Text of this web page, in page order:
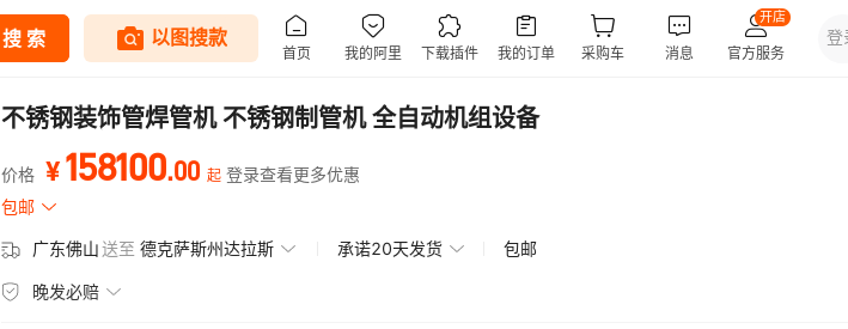
不锈钢装饰管焊管机 不锈钢制管机 全自动机组设备
价格 ¥158100.00 起 登录查看更多优惠
包邮
广东佛山送至 德克萨斯州达拉斯 承诺20天发货 包邮
晚发必赔